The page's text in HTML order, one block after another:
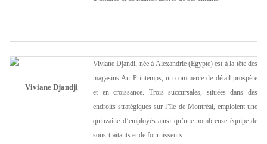
Viviane Djandji
Viviane Djandi, née à Alexandrie (Egypte) est à la tête des
magasins Au Printemps, un commerce de détail prospère
et en croissance. Trois succursales, situées dans des
endroits stratégiques sur l’île de Montréal, emploient une
quinzaine d’employés ainsi qu’une nombreuse équipe de
sous-traitants et de fournisseurs.